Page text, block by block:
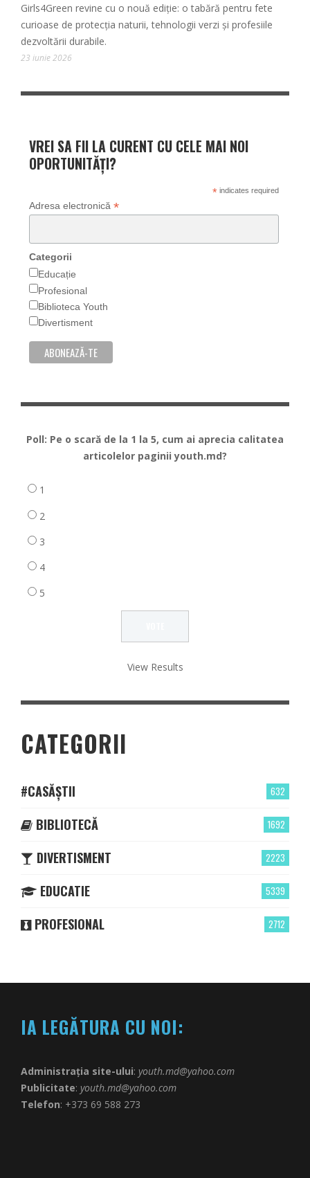
Girls4Green revine cu o nouă ediție: o tabără pentru fete
curioase de protecția naturii, tehnologii verzi și profesiile
dezvoltării durabile.
23 iunie 2026
VREI SA FII LA CURENT CU CELE MAI NOI
OPORTUNITĂȚI?
*indicates required
Adresa electronică *
Categorii
Educație
Profesional
Biblioteca Youth
Divertisment
Poll: Pe o scară de la 1 la 5, cum ai aprecia calitatea
articolelor paginii youth.md?
1
2
3
4
5
View Results
CATEGORII
632
#CASĂȘTII
1692
BIBLIOTECĂ
2223
DIVERTISMENT
5339
EDUCATIE
2712
PROFESIONAL
IA LEGĂTURA CU NOI:
Administrația site-ului: youth.md@yahoo.com
Publicitate: youth.md@yahoo.com
Telefon: +373 69 588 273